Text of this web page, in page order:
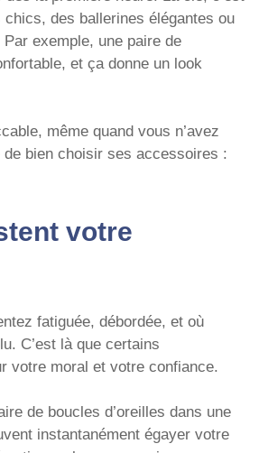
des ballerines élégantes ou
exemple, une paire de
et ça donne un look
même quand vous n’avez
bien choisir ses accessoires :
votre
fatiguée, débordée, et où
C’est là que certains
votre moral et votre confiance.
de boucles d’oreilles dans une
instantanément égayer votre